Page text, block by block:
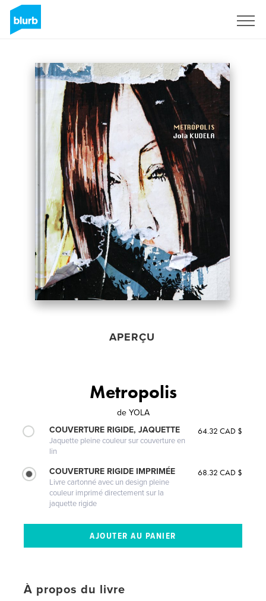
APERÇU
Metropolis
de YOLA
COUVERTURE RIGIDE, JAQUETTE
Jaquette pleine couleur sur couverture en
lin
64.32 CAD $
COUVERTURE RIGIDE IMPRIMÉE
Livre cartonné avec un design pleine
couleur imprimé directement sur la
jaquette rigide
68.32 CAD $
À propos du livre